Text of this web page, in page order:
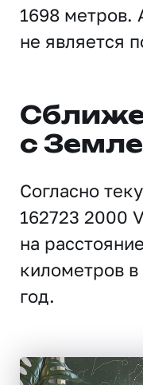
1698 метров.
не является
с
Согласно
162723 2000
на
километров
год.